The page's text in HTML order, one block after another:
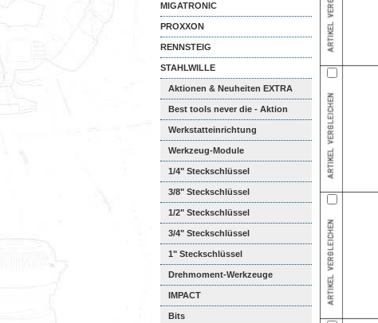
MIGATRONIC
PROXXON
RENNSTEIG
STAHLWILLE
Aktionen & Neuheiten EXTRA
Kata...
Best tools never die - Aktion
Werkstatteinrichtung
Werkzeug-Module
1/4" Steckschlüssel
3/8" Steckschlüssel
1/2" Steckschlüssel
3/4" Steckschlüssel
1" Steckschlüssel
Drehmoment-Werkzeuge
IMPACT
Bits